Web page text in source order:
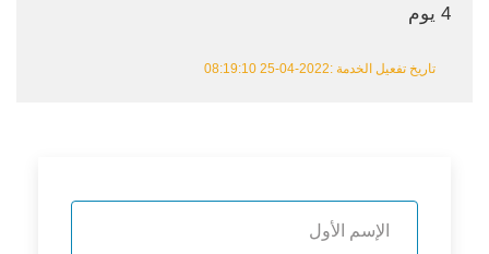
4 يوم
تاريخ تفعيل الخدمة :2022-04-25 08:19:10